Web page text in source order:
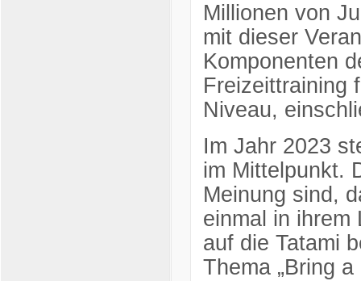
Millionen von
mit dieser
Komponenten
Freizeittraining
Niveau,
Im Jahr 2023
im Mittelpunkt.
Meinung sind,
einmal in ihrem
auf die Tatami
Thema „Bring a